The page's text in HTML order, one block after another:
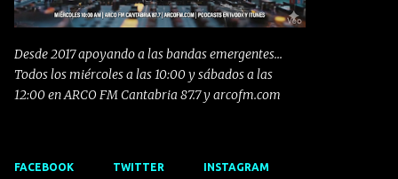
Desde 2017 apoyando a las bandas emergentes...
Todos los miércoles a las 10:00 y sábados a las
12:00 en ARCO FM Cantabria 87.7 y arcofm.com
FACEBOOK TWITTER INSTAGRAM